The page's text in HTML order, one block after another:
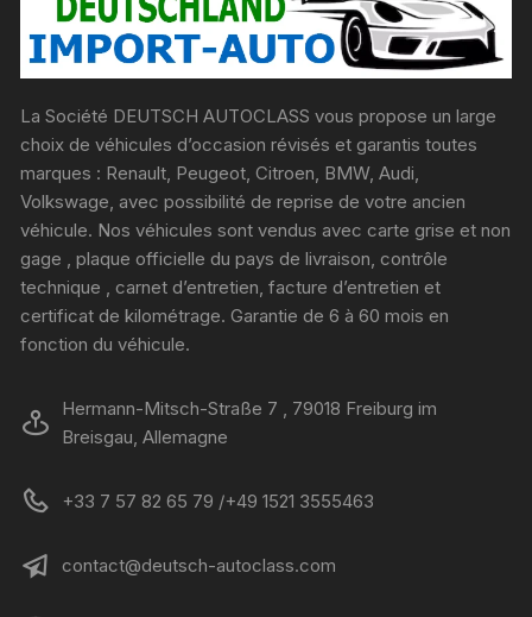
La Société DEUTSCH AUTOCLASS vous propose un large
choix de véhicules d’occasion révisés et garantis toutes
marques : Renault, Peugeot, Citroen, BMW, Audi,
Volkswage, avec possibilité de reprise de votre ancien
véhicule. Nos véhicules sont vendus avec carte grise et non
gage , plaque officielle du pays de livraison, contrôle
technique , carnet d’entretien, facture d’entretien et
certificat de kilométrage. Garantie de 6 à 60 mois en
fonction du véhicule.
Hermann-Mitsch-Straße 7 , 79018 Freiburg im
Breisgau, Allemagne
+33 7 57 82 65 79 /+49 1521 3555463
contact@deutsch-autoclass.com